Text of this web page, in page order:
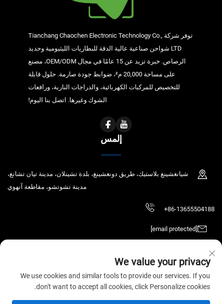
توفر شركة Tianchang Chaochen Electronic Technology Co.,
LTD شواحن صناعية عالية الدقة للبطاريات الليثيومية وحديد
الرصاص. خبرة تزيد عن 15 عامًا في مجال OEM/ODM، مصنع
على مساحة 20,000 م²، ضوابط جودة صارمة. حلول قابلة
للتخصيص للمركبات الكهربائية، والدراجات النارية، ورافعات
الشوك وغيرها. اتصل بنا اليوم!
إلمس
شيانغشينغ بلاستيك، طريق دونغشينغ، بلدة تشينلان، مدينة تيان تشانغ،
مدينة تشوتشو، مقاطعة آنهوي
+86-13655504188
حقوق الطبع والنشر © 2026 شركة Tianchang Chaochen للتكنولوجيا الإلكترونية
المحدودة. جميع الحقوق محفوظة. سياسة الخصوصية
We value your privacy
We use cookies and similar tools to provide our services. If you
don't want to accept all cookies, click Personalize cookies.